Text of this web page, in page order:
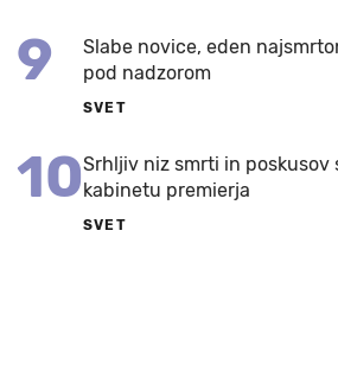
9
Slabe novice, eden
pod nadzorom
SVET
10Srhljiv niz smrti in poskusov
kabinetu premierja
SVET